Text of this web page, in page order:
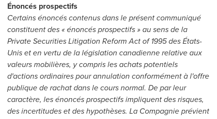
Énoncés prospectifs
Certains énoncés contenus dans le présent communiqué
constituent des « énoncés prospectifs » au sens de la
Private Securities Litigation Reform Act of 1995 des États-
Unis et en vertu de la législation canadienne relative aux
valeurs mobilières, y compris les achats potentiels
d'actions ordinaires pour annulation conformément à l'offre
publique de rachat dans le cours normal. De par leur
caractère, les énoncés prospectifs impliquent des risques,
des incertitudes et des hypothèses. La Compagnie prévient